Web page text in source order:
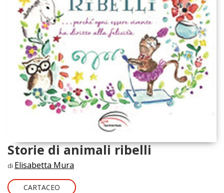
Storie di animali ribelli
di Elisabetta Mura
CARTACEO